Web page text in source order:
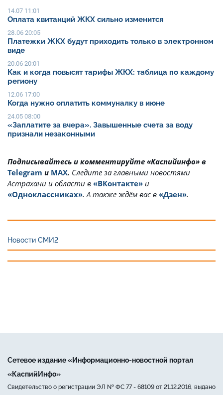
14.07 11:01
Оплата квитанций ЖКХ сильно изменится
28.06 20:05
Платежки ЖКХ будут приходить только в электронном
виде
20.06 20:01
Как и когда повысят тарифы ЖКХ: таблица по каждому
региону
12.06 17:00
Когда нужно оплатить коммуналку в июне
24.05 08:00
«Заплатите за вчера». Завышенные счета за воду
признали незаконными
Подписывайтесь и комментируйте «Каспийинфо» в
Telegram и MAX. Cледите за главными новостями
Астрахани и области в «ВКонтакте» и
«Одноклассниках». А также ждём вас в «Дзен».
Новости СМИ2
Сетевое издание «Информационно-новостной портал
«КаспийИнфо»
Свидетельство о регистрации ЭЛ № ФС 77 - 68109 от 21.12.2016, выдано